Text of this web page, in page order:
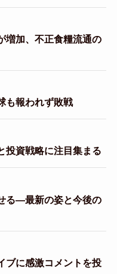
増加、不正食糧流通の
も報われず敗戦
投資戦略に注目集まる
る—最新の姿と今後の
ブに感激コメントを投